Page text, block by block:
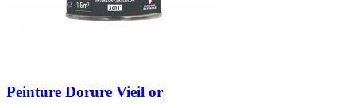
Peinture Dorure Vieil or